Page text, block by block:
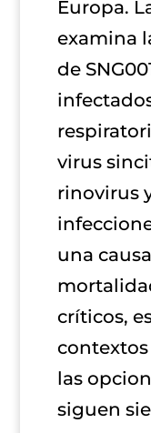
Europa.
examina
de
virus
rinovirus
una
críticos,
las
siguen